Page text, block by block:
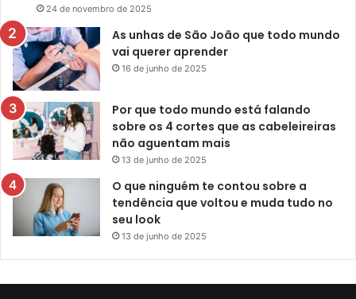
24 de novembro de 2025
As unhas de São João que todo mundo
vai querer aprender
16 de junho de 2025
Por que todo mundo está falando
sobre os 4 cortes que as cabeleireiras
não aguentam mais
13 de junho de 2025
O que ninguém te contou sobre a
tendência que voltou e muda tudo no
seu look
13 de junho de 2025